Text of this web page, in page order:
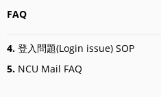
FAQ
4. 登入問題(Login issue) SOP
5. NCU Mail FAQ